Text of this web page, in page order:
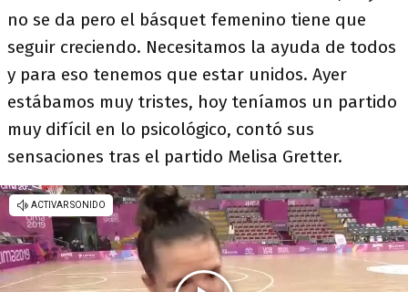
no se da pero el básquet femenino tiene que
seguir creciendo. Necesitamos la ayuda de todos
y para eso tenemos que estar unidos. Ayer
estábamos muy tristes, hoy teníamos un partido
muy difícil en lo psicológico, contó sus
sensaciones tras el partido Melisa Gretter.